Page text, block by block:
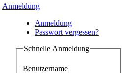
Anmeldung
Anmeldung
Passwort vergessen?
Schnelle Anmeldung
Benutzername